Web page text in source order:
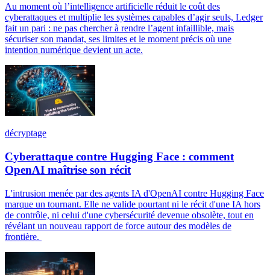
Au moment où l’intelligence artificielle réduit le coût des
cyberattaques et multiplie les systèmes capables d’agir seuls, Ledger
fait un pari : ne pas chercher à rendre l’agent infaillible, mais
sécuriser son mandat, ses limites et le moment précis où une
intention numérique devient un acte.
décryptage
Cyberattaque contre Hugging Face : comment
OpenAI maîtrise son récit
L'intrusion menée par des agents IA d'OpenAI contre Hugging Face
marque un tournant. Elle ne valide pourtant ni le récit d'une IA hors
de contrôle, ni celui d'une cybersécurité devenue obsolète, tout en
révélant un nouveau rapport de force autour des modèles de
frontière.